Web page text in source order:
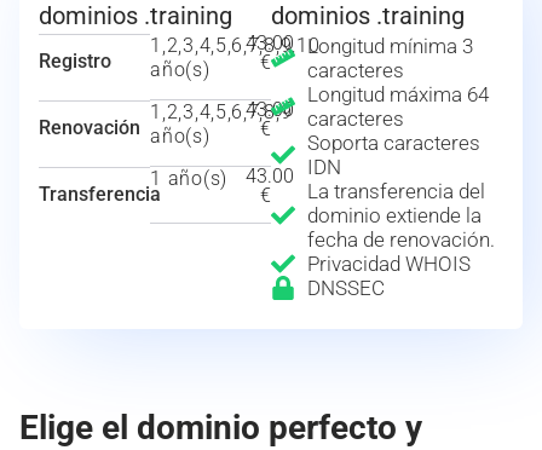
dominios .training
Registro
1,2,3,4,5,6,7,8,9,10
año(s)
43.00
€
Renovación
1,2,3,4,5,6,7,8,9
año(s)
43.00
€
Transferencia
1 año(s)
43.00
€
dominios .training
Longitud mínima 3
caracteres
Longitud máxima 64
caracteres
Soporta caracteres
IDN
La transferencia del
dominio extiende la
fecha de renovación.
Privacidad WHOIS
DNSSEC
Elige el dominio perfecto y